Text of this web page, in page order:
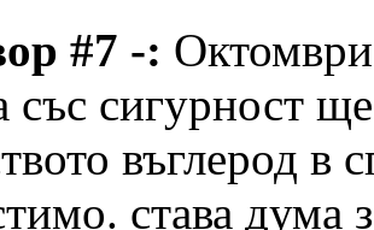
#7 -:
със сигурност
въглерод в
става дума